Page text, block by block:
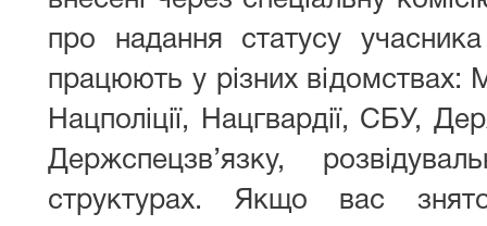
про надання статусу учасника
працюють у різних відомствах:
Нацполіції, Нацгвардії, СБУ,
Держспецзв’язку,
структурах. Якщо вас